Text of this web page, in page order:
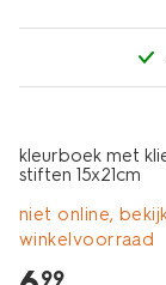
kleurboek met
stiften 15x21cm
niet online,
winkelvoorraad
99